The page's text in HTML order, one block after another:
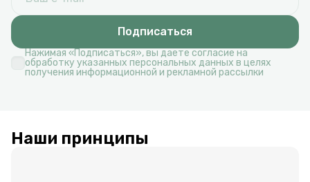
Подписаться
Нажимая «Подписаться», вы даете согласие на
обработку указанных персональных данных в целях
получения информационной и рекламной рассылки
Наши принципы